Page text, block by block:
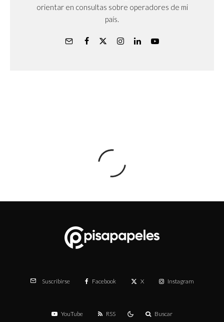
orientar en consultas sobre operadores de mi
país.
Suscribirse Facebook X Instagram
YouTube RSS Buscar